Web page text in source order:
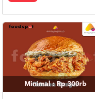
Minimal : Rp 300rb